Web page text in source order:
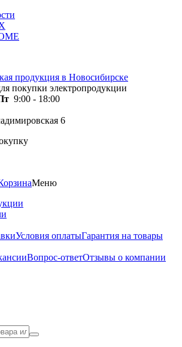
покупки электропродукции
9:00 - 18:00
6
Меню
Условия оплатыГарантия на товары
Вопрос-ответОтзывы о компании